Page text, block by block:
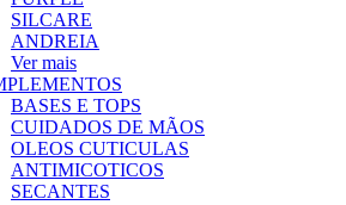
SILCARE
ANDREIA
Ver mais
BASES E TOPS
CUIDADOS DE MÃOS
OLEOS CUTICULAS
ANTIMICOTICOS
SECANTES